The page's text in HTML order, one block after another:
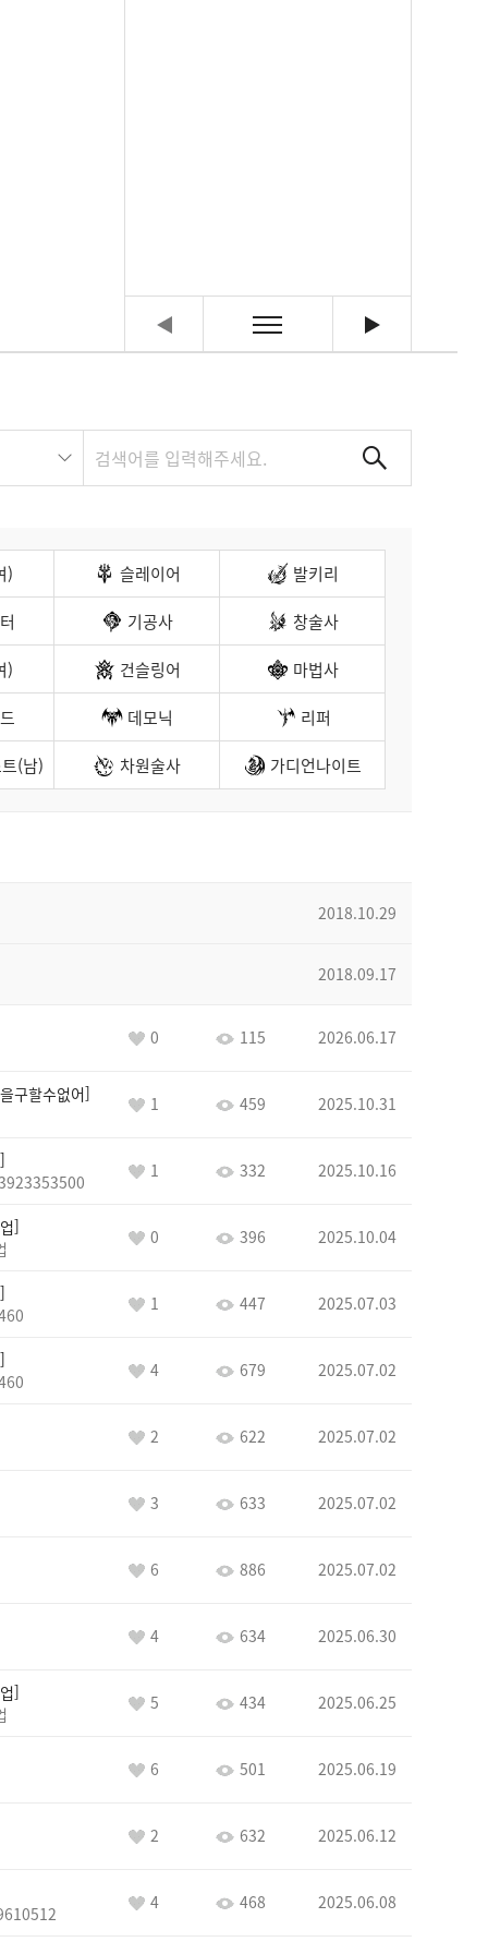
) 슬레이어
발키리
기공사
창술사
)
건슬링어
마법사
데모닉
리퍼
(남)
차원술사 가디언나이트
2018.10.29
2018.09.17
0 115 2026.06.17
구할수없어 1 459 2025.10.31
1 332 2025.10.16
0 396 2025.10.04
1 447 2025.07.03
4 679 2025.07.02
2 622 2025.07.02
3 633 2025.07.02
6 886 2025.07.02
4 634 2025.06.30
5 434 2025.06.25
6 501 2025.06.19
2 632 2025.06.12
4 468 2025.06.08